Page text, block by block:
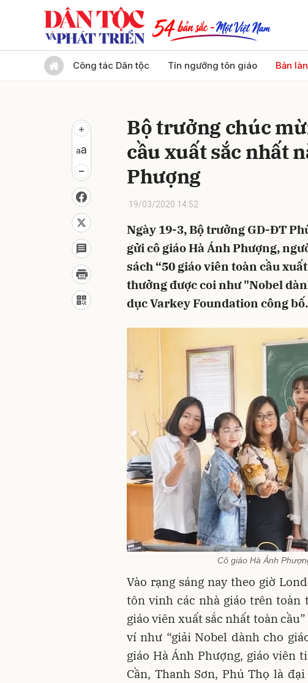
Công tác Dân tộc Tín ngưỡng tôn giáo Bản
Bộ trưởng chúc
cầu xuất sắc nhất
Phượng
19/03/2020 14:52
Ngày 19-3, Bộ trưởng GD-ĐT
gửi cô giáo Hà Ánh Phượng,
sách “50 giáo viên toàn cầu
thưởng được coi như "Nobel
dục Varkey Foundation công bố.
Cô giáo Hà Ánh
Vào rạng sáng nay theo giờ
tôn vinh các nhà giáo trên toàn
giáo viên xuất sắc nhất toàn
ví như “giải Nobel dành cho
giáo Hà Ánh Phượng, giáo viên
Cần, Thanh Sơn, Phú Thọ là
Gửi bình